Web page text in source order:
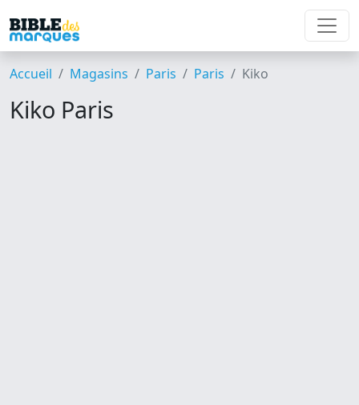
Accueil Magasins Paris Paris Kiko
Kiko Paris